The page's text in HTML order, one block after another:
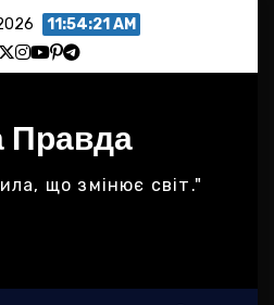
11:54:22 AM
Правда
що змінює світ."